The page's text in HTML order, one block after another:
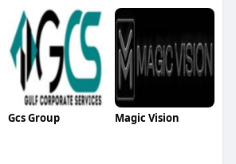
Gcs Group Magic Vision